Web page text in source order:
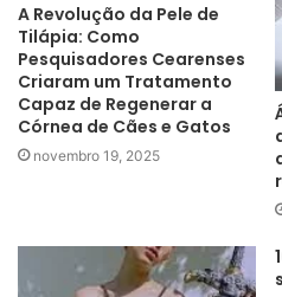
A Revolução da Pele de
Tilápia: Como
Pesquisadores Cearenses
Criaram um Tratamento
Capaz de Regenerar a
Córnea de Cães e Gatos
novembro 19, 2025